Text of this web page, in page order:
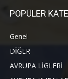
POPÜLER
Genel
DİĞER
AVRUPA LİGLERİ